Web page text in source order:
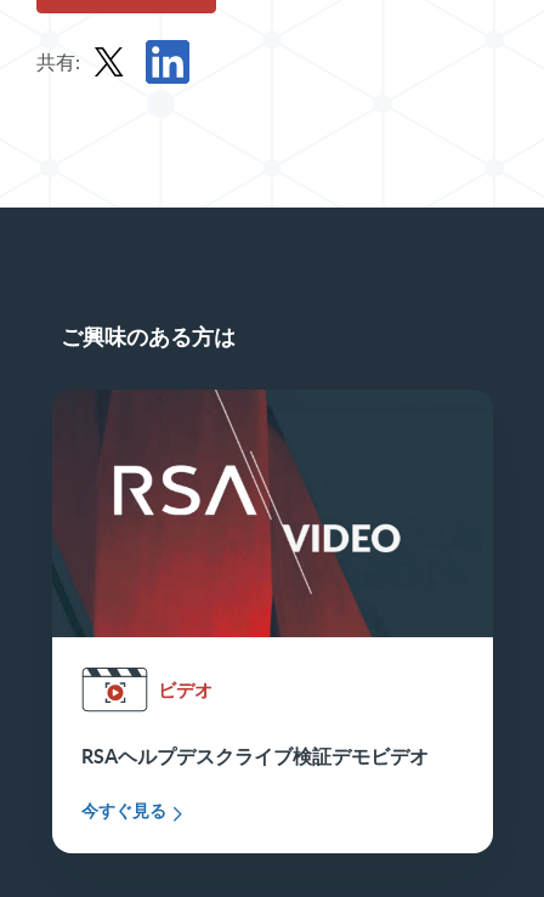
共有:
ご興味のある方は
ビデオ
RSAヘルプデスクライブ検証デモビデオ
今すぐ見る